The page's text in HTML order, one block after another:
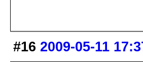
#16 2009-05-11